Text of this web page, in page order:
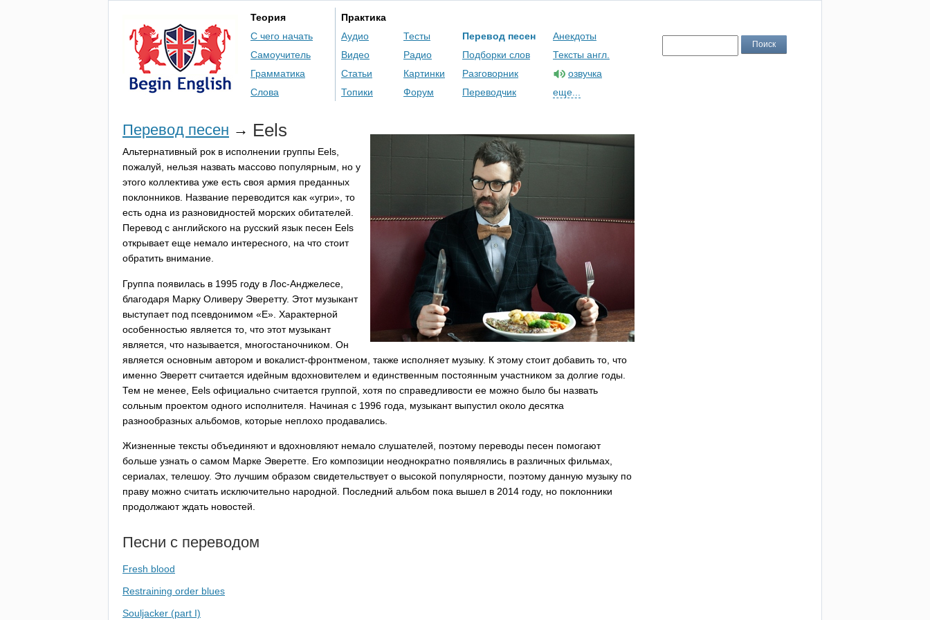
Теория
С чего начать
Самоучитель
Грамматика
Слова
Практика
Аудио
Видео
Статьи
Топики
Тесты
Радио
Картинки
Форум
Перевод песен
Подборки слов
Разговорник
Переводчик
Анекдоты
Тексты англ.
озвучка
еще...
Перевод песен → Eels
Альтернативный рок в исполнении группы Eels,
пожалуй, нельзя назвать массово популярным, но у
этого коллектива уже есть своя армия преданных
поклонников. Название переводится как «угри», то
есть одна из разновидностей морских обитателей.
Перевод с английского на русский язык песен Eels
открывает еще немало интересного, на что стоит
обратить внимание.
Группа появилась в 1995 году в Лос-Анджелесе,
благодаря Марку Оливеру Эверетту. Этот музыкант
выступает под псевдонимом «Е». Характерной
особенностью является то, что этот музыкант
является, что называется, многостаночником. Он
является основным автором и вокалист-фронтменом, также исполняет музыку. К этому стоит добавить то, что
именно Эверетт считается идейным вдохновителем и единственным постоянным участником за долгие годы.
Тем не менее, Eels официально считается группой, хотя по справедливости ее можно было бы назвать
сольным проектом одного исполнителя. Начиная с 1996 года, музыкант выпустил около десятка
разнообразных альбомов, которые неплохо продавались.
Жизненные тексты объединяют и вдохновляют немало слушателей, поэтому переводы песен помогают
больше узнать о самом Марке Эверетте. Его композиции неоднократно появлялись в различных фильмах,
сериалах, телешоу. Это лучшим образом свидетельствует о высокой популярности, поэтому данную музыку по
праву можно считать исключительно народной. Последний альбом пока вышел в 2014 году, но поклонники
продолжают ждать новостей.
Песни с переводом
Fresh blood
Restraining order blues
Souljacker (part I)